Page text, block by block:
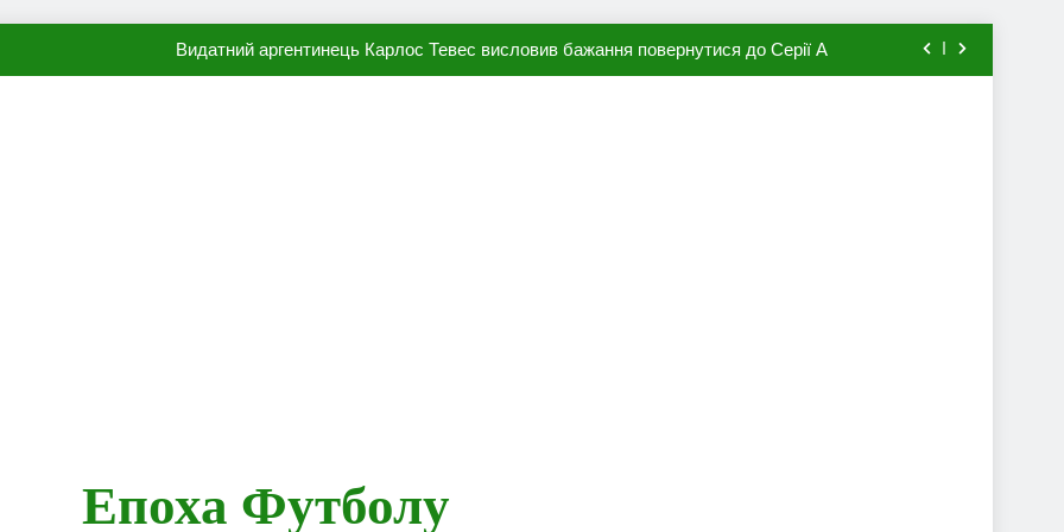
Видатний аргентинець Карлос Тевес висловив бажання повернутися до Серії А
Епоха Футболу